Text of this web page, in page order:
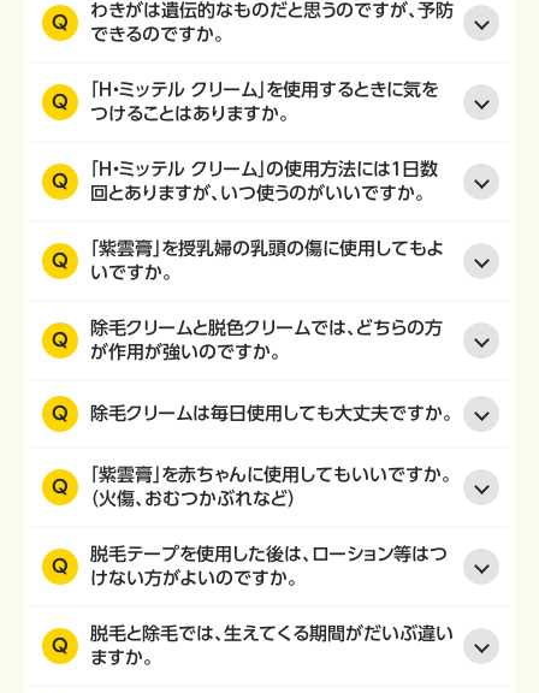
Q
わきがは遺伝的なものだと思うのですが、予防
できるのですか。
Q
「H・ミッテル クリーム」を使用するときに気を
つけることはありますか。
Q
「H・ミッテル クリーム」の使用方法には１日数
回とありますが、いつ使うのがいいですか。
Q
「紫雲膏」を授乳婦の乳頭の傷に使用してもよ
いですか。
Q
除毛クリームと脱色クリームでは、どちらの方
が作用が強いのですか。
Q 除毛クリームは毎日使用しても大丈夫ですか。
Q
「紫雲膏」を赤ちゃんに使用してもいいですか。
（火傷、おむつかぶれなど）
Q
脱毛テープを使用した後は、ローション等はつ
けない方がよいのですか。
Q
脱毛と除毛では、生えてくる期間がだいぶ違い
ますか。